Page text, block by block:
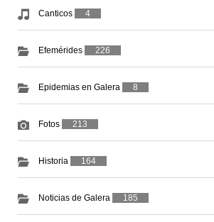
Canticos 4
Efemérides 226
Epidemias en Galera 8
Fotos 213
Historia 164
Noticias de Galera 185